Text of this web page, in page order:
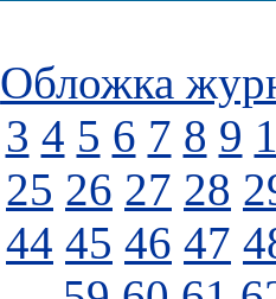
Обложка
3 4 5 6 7 8 9
25 26 27 28
44 45 46 47